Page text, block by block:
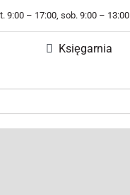
9:00 – 17:00, sob. 9:00 – 13:00
Księgarnia